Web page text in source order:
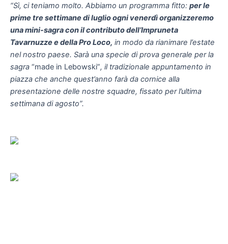
“Sì, ci teniamo molto. Abbiamo un programma fitto: per le
prime tre settimane di luglio ogni venerdì organizzeremo
una mini-sagra con il contributo dell’Impruneta
Tavarnuzze e della Pro Loco, in modo da rianimare l’estate
nel nostro paese. Sarà una specie di prova generale per la
sagra “made in Lebowski”, il tradizionale appuntamento in
piazza che anche quest’anno farà da cornice alla
presentazione delle nostre squadre, fissato per l’ultima
settimana di agosto”.